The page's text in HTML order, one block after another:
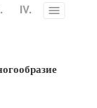
IV. Toggle